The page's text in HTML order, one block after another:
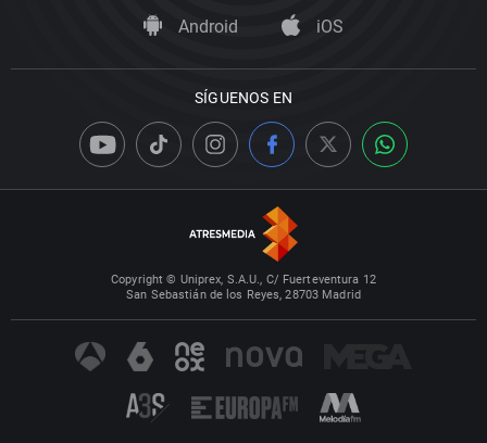
Android iOS
SÍGUENOS EN
Copyright © Uniprex, S.A.U., C/ Fuerteventura 12
San Sebastián de los Reyes, 28703 Madrid